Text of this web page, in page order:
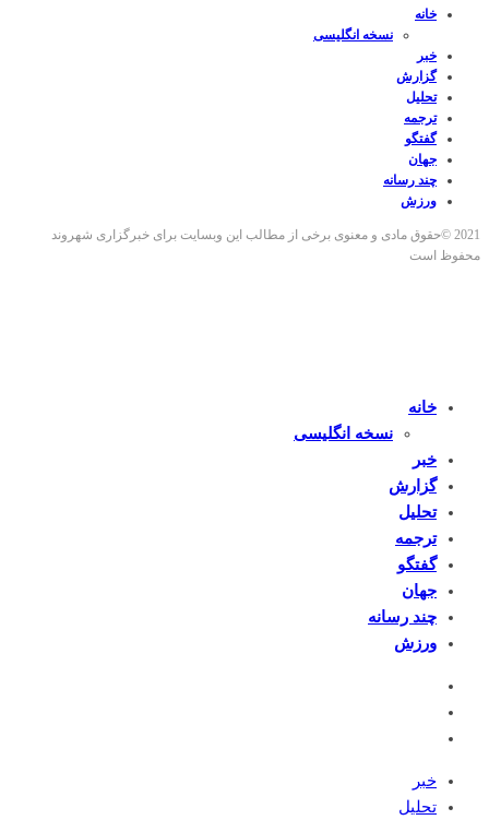
خانه
نسخه انگلیسی
خبر
گزارش
تحلیل
ترجمه
گفتگو
جهان
چند رسانه
ورزش
2021 ©حقوق مادی و معنوی برخی از مطالب این وبسایت برای خبرگزاری شهروند
محفوظ است
خانه
نسخه انگلیسی
خبر
گزارش
تحلیل
ترجمه
گفتگو
جهان
چند رسانه
ورزش
خبر
تحلیل